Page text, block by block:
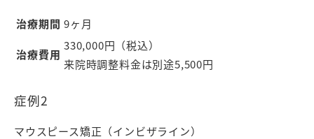
治療期間 9ヶ月
治療費用
330,000円（税込）
来院時調整料金は別途5,500円
症例2
マウスピース矯正（インビザライン）